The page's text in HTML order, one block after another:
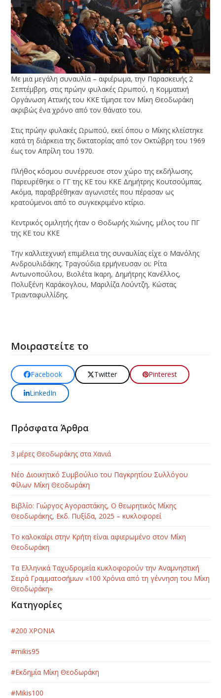
Με μια μεγάλη συναυλία – αφιέρωμα, την Παρασκευής 2
Σεπτέμβρη, στις πρώην φυλακές Ωρωπού, η Κομματική
Οργάνωση Αττικής του ΚΚΕ τίμησε τον Μίκη Θεοδωράκη
ακριβώς ένα χρόνο από τον θάνατο του.
Στις πρώην φυλακές Ωρωπού, εκεί όπου ο Μίκης κλείστηκε
κατά τη διάρκεια της δικτατορίας από τον Οκτώβρη του 1969
έως τον Απρίλη του 1970.
Πλήθος κόσμου συνέρρευσε στον χώρο της εκδήλωσης.
Παρευρέθηκε ο ΓΓ της ΚΕ του ΚΚΕ Δημήτρης Κουτσούμπας.
Ακόμα, παραβρέθηκαν αγωνιστές που πέρασαν ως
κρατούμενοι από το συγκεκριμένο κτίριο.
Κεντρικός ομιλητής ήταν ο Θοδωρής Χιώνης, μέλος του ΠΓ
της ΚΕ του ΚΚΕ
Την καλλιτεχνική επιμέλεια της συναυλίας είχε ο Μανόλης
Ανδρουλιδάκης. Τραγούδια ερμήνευσαν οι: Ρίτα
Αντωνοπούλου, Βιολέτα Ικαρη, Δημήτρης Κανέλλος,
Πολυξένη Καράκογλου, Μαριλίζα Λούντζη, Κώστας
Τριανταφυλλίδης.
Μοιραστείτε το
Facebook Twitter
Pinterest
LinkedIn
Πρόσφατα Άρθρα
3 μέρες Θεοδωράκης στα Χανιά
Νέο Διοικητικό Συμβούλιο του Παγκρητίου Συλλόγου
Φίλων Μίκη Θεοδωράκη
Βιβλίο: Γιώργος Αγοραστάκης, Ο θεωρητικός Μίκης
Θεοδωράκης, Εκδ. Πυξίδα, 2025 – κυκλοφορεί
Το καλοκαίρι στην Κρήτη είναι αφιερωμένο στον Μίκη
Θεοδωράκη
Τα Ελληνικά Ταχυδρομεία κυκλοφορούν την Αναμνηστική
Σειρά Γραμματοσήμων «100 Χρόνια από τη γέννηση του Μίκη
Θεοδωράκη»
Κατηγορίες
#200 ΧΡΟΝΙΑ
#mikis95
#Εκδημία Μίκη Θεοδωράκη
#Μikis100